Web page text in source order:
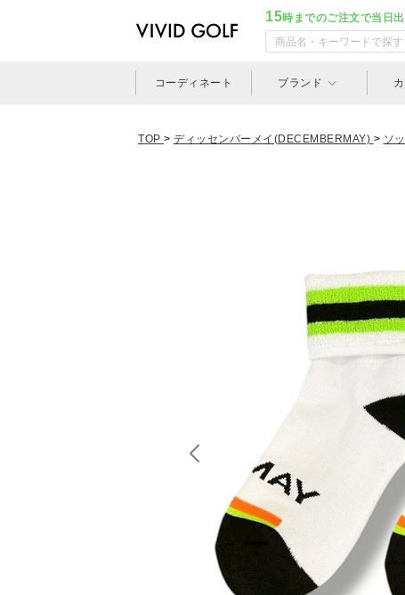
15時までのご注文で当日
コーディネート ブランド
TOP > ディッセンバーメイ(DECEMBERMAY) > ソ